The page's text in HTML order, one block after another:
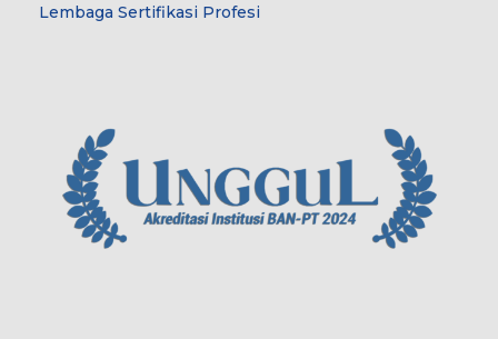
Lembaga Sertifikasi Profesi